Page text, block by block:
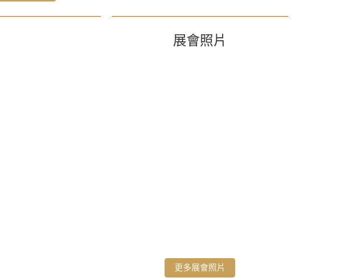
展會照片
更多展會照片